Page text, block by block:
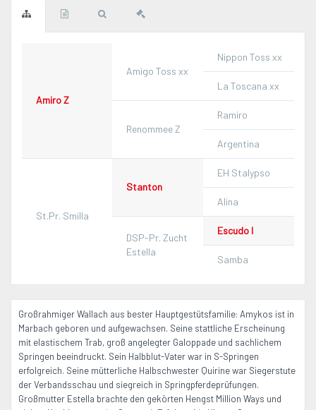
Amiro Z
Amigo Toss xx
Nippon Toss xx
La Toscana xx
Renommee Z
Ramiro
Argentina
St.Pr. Smilla
Stanton
EH Stalypso
Alina
DSP-Pr. Zucht
Estella
Escudo I
Samba
Großrahmiger Wallach aus bester Hauptgestütsfamilie: Amykos ist in
Marbach geboren und aufgewachsen. Seine stattliche Erscheinung
mit elastischem Trab, groß angelegter Galoppade und sachlichem
Springen beeindruckt. Sein Halbblut-Vater war in S-Springen
erfolgreich. Seine mütterliche Halbschwester Quirine war Siegerstute
der Verbandsschau und siegreich in Springpferdeprüfungen.
Großmutter Estella brachte den gekörten Hengst Million Ways und